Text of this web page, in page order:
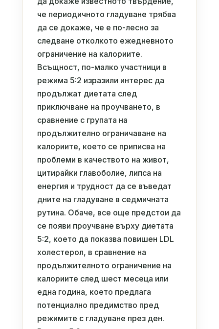
че периодичното гладуване трябва
да се докаже, че е по-лесно за
следване отколкото ежедневното
ограничение на калориите.
Всъщност, по-малко участници в
режима 5:2 изразили интерес да
продължат диетата след
приключване на проучването, в
сравнение с групата на
продължително ограничаване на
калориите, което се приписва на
проблеми в качеството на живот,
цитирайки главоболие, липса на
енергия и трудност да се въведат
дните на гладуване в седмичната
рутина. Обаче, все още предстои да
се появи проучване върху диетата
5:2, което да показва повишен LDL
холестерол, в сравнение на
продължителното ограничение на
калориите след шест месеца или
една година, което предлага
потенциално предимство пред
режимите с гладуване през ден.